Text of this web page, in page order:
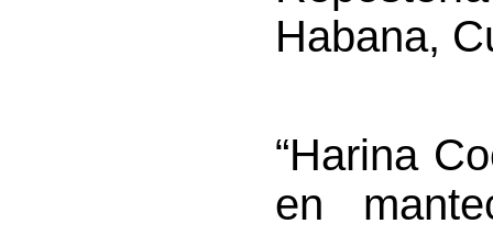
Habana,
“Harina
en